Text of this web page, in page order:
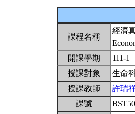
課程名稱
經濟
開課學期
111-1
授課對象
生命
授課教師
許瑞
課號